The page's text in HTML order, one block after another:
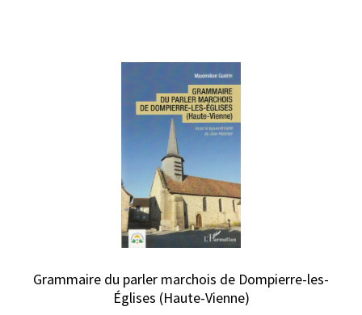
Grammaire du parler marchois de Dompierre-les-
Églises (Haute-Vienne)